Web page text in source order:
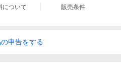
について 販売条件
申告をする